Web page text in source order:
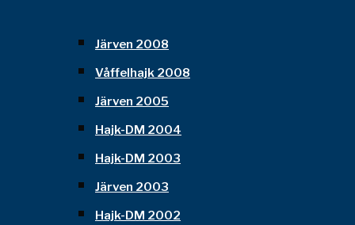
Järven 2008
Våffelhajk 2008
Järven 2005
Hajk-DM 2004
Hajk-DM 2003
Järven 2003
Hajk-DM 2002